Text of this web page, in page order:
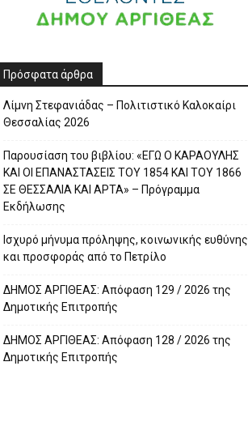
Πρόσφατα άρθρα
Λίμνη Στεφανιάδας – Πολιτιστικό Καλοκαίρι
Θεσσαλίας 2026
Παρουσίαση του βιβλίου: «ΕΓΩ Ο ΚΑΡΑΟΥΛΗΣ
ΚΑΙ ΟΙ ΕΠΑΝΑΣΤΑΣΕΙΣ ΤΟΥ 1854 ΚΑΙ ΤΟΥ 1866
ΣΕ ΘΕΣΣΑΛΙΑ ΚΑΙ ΑΡΤΑ» – Πρόγραμμα
Εκδήλωσης
Ισχυρό μήνυμα πρόληψης, κοινωνικής ευθύνης
και προσφοράς από το Πετρίλο
ΔΗΜΟΣ ΑΡΓΙΘΕΑΣ: Απόφαση 129 / 2026 της
Δημοτικής Επιτροπής
ΔΗΜΟΣ ΑΡΓΙΘΕΑΣ: Απόφαση 128 / 2026 της
Δημοτικής Επιτροπής